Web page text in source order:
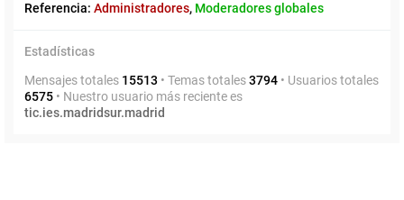
Referencia: Administradores, Moderadores globales
Estadísticas
Mensajes totales 15513 • Temas totales3794 • Usuarios totales
6575 • Nuestro usuario más reciente es
tic.ies.madridsur.madrid